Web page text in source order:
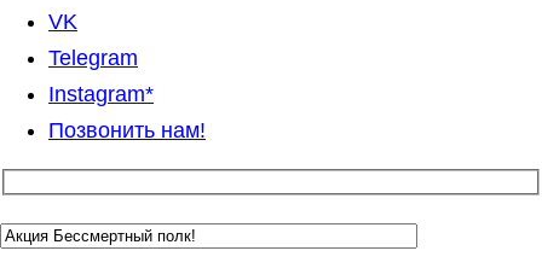
VK
Telegram
Instagram*
Позвонить нам!